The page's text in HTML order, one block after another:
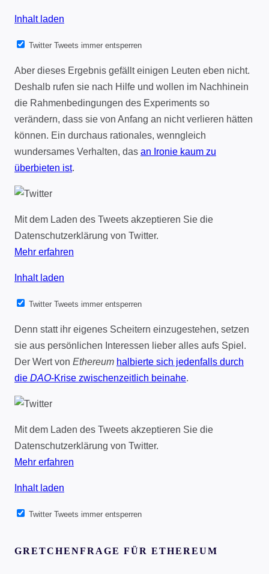
Inhalt laden
Twitter Tweets immer entsperren
Aber dieses Ergebnis gefällt einigen Leuten eben nicht.
Deshalb rufen sie nach Hilfe und wollen im Nachhinein
die Rahmenbedingungen des Experiments so
verändern, dass sie von Anfang an nicht verlieren hätten
können. Ein durchaus rationales, wenngleich
wundersames Verhalten, das an Ironie kaum zu
überbieten ist.
Mit dem Laden des Tweets akzeptieren Sie die
Datenschutzerklärung von Twitter.
Mehr erfahren
Inhalt laden
Twitter Tweets immer entsperren
Denn statt ihr eigenes Scheitern einzugestehen, setzen
sie aus persönlichen Interessen lieber alles aufs Spiel.
Der Wert von Ethereum halbierte sich jedenfalls durch
die DAO-Krise zwischenzeitlich beinahe.
Mit dem Laden des Tweets akzeptieren Sie die
Datenschutzerklärung von Twitter.
Mehr erfahren
Inhalt laden
Twitter Tweets immer entsperren
GRETCHENFRAGE FÜR ETHEREUM